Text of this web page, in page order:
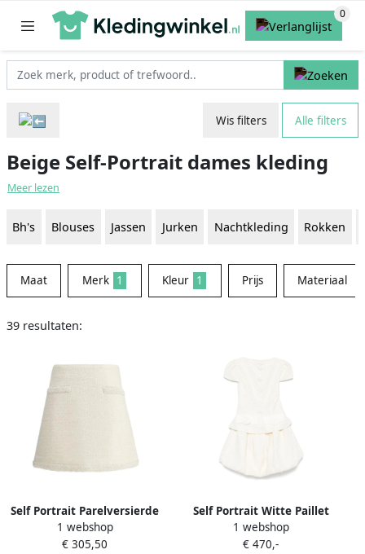
Wis filters Alle filters
Beige Self-Portrait dames kleding
Meer lezen
Bh's Blouses Jassen Jurken Nachtkleding Rokken
Maat Merk 1 Kleur 1 Prijs Materiaal
39 resultaten:
Self Portrait Parelversierde
Bouclé Minirok Beige
Dames
1 webshop
€ 305,50
Self Portrait Witte Paillet
Strikjurk Beige Dames
1 webshop
€ 470,-